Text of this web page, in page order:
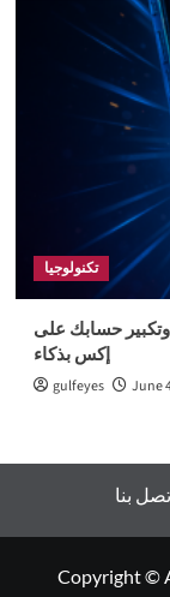
تكنولوجيا
وتكبير حسابك على
إكس بذكاء
gulfeyes June
بنا
Copyright ©